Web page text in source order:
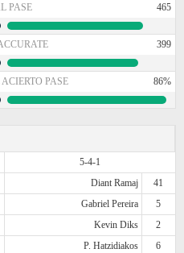
PASE 465
399
PASE 86%
5-4-1
Diant Ramaj
41
Gabriel Pereira
5
Kevin Diks
2
P. Hatzidiakos
6